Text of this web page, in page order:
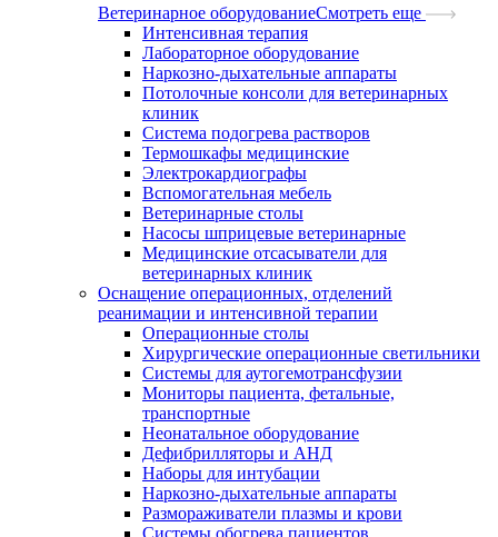
Ветеринарное оборудованиеСмотреть еще
Интенсивная терапия
Лабораторное оборудование
Наркозно-дыхательные аппараты
Потолочные консоли для ветеринарных
клиник
Система подогрева растворов
Термошкафы медицинские
Электрокардиографы
Вспомогательная мебель
Ветеринарные столы
Насосы шприцевые ветеринарные
Медицинские отсасыватели для
ветеринарных клиник
Оснащение операционных, отделений
реанимации и интенсивной терапии
Операционные столы
Хирургические операционные светильники
Системы для аутогемотрансфузии
Мониторы пациента, фетальные,
транспортные
Неонатальное оборудование
Дефибрилляторы и АНД
Наборы для интубации
Наркозно-дыхательные аппараты
Размораживатели плазмы и крови
Системы обогрева пациентов